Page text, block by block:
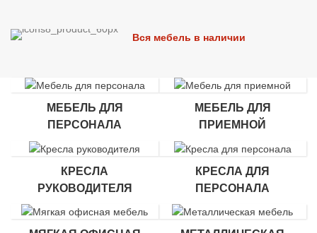
Вся мебель в наличии
МЕБЕЛЬ ДЛЯ
ПЕРСОНАЛА
МЕБЕЛЬ ДЛЯ
ПРИЕМНОЙ
КРЕСЛА
РУКОВОДИТЕЛЯ
КРЕСЛА ДЛЯ
ПЕРСОНАЛА